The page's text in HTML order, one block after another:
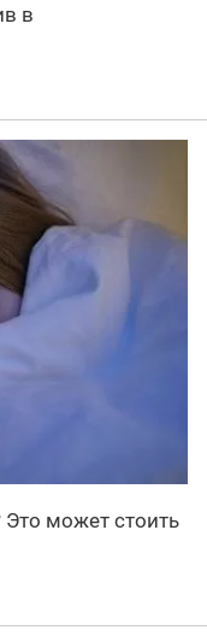
в
Это может стоить